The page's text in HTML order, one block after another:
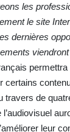
les
le site
dernières
viendront
certains
travers de
leur